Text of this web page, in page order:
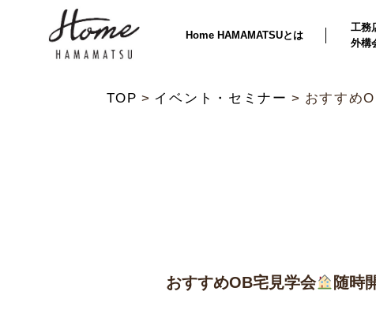
Home HAMAMATSUとは
工務
外構
TOP イベント・セミナー おすすめ
おすすめOB宅見学会 随時